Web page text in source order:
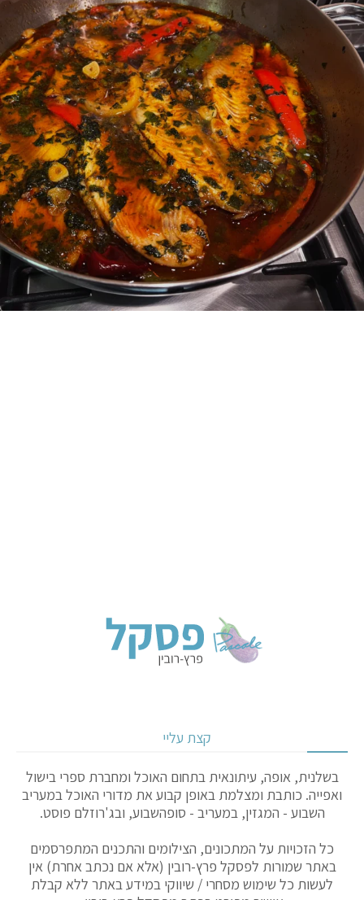
קצת עליי
בשלנית, אופה, עיתונאית בתחום האוכל ומחברת ספרי בישול
ואפייה. כותבת ומצלמת באופן קבוע את מדורי האוכל במעריב
השבוע - המגזין, במעריב - סופהשבוע, ובג'רוזלם פוסט.
כל הזכויות על המתכונים, הצילומים והתכנים המתפרסמים
באתר שמורות לפסקל פרץ-רובין (אלא אם נכתב אחרת) אין
לעשות כל שימוש מסחרי / שיווקי במידע באתר ללא קבלת